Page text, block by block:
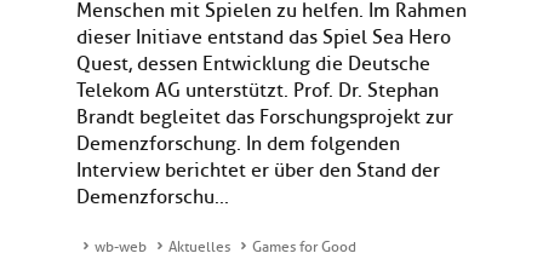
Menschen mit Spielen zu helfen. Im Rahmen
dieser Initiave entstand das Spiel Sea Hero
Quest, dessen Entwicklung die Deutsche
Telekom AG unterstützt. Prof. Dr. Stephan
Brandt begleitet das Forschungsprojekt zur
Demenzforschung. In dem folgenden
Interview berichtet er über den Stand der
Demenzforschu...
wb-web Aktuelles Games for Good